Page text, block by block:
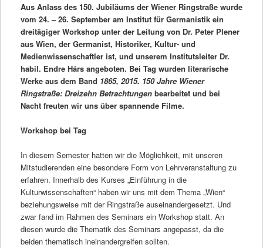
Aus Anlass des 150. Jubiläums der Wiener Ringstraße wurde
vom 24. – 26. September am Institut für Germanistik ein
dreitägiger Workshop unter der Leitung von Dr. Peter Plener
aus Wien, der Germanist, Historiker, Kultur- und
Medienwissenschaftler ist, und unserem Institutsleiter Dr.
habil. Endre Hárs angeboten. Bei Tag wurden literarische
Werke aus dem Band 1865, 2015. 150 Jahre Wiener
Ringstraße: Dreizehn Betrachtungenbearbeitet und bei
Nacht freuten wir uns über spannende Filme.
Workshop bei Tag
In diesem Semester hatten wir die Möglichkeit, mit unseren
Mitstudierenden eine besondere Form von Lehrveranstaltung zu
erfahren. Innerhalb des Kurses „Einführung in die
Kulturwissenschaften“ haben wir uns mit dem Thema „Wien“
beziehungsweise mit der Ringstraße auseinandergesetzt. Und
zwar fand im Rahmen des Seminars ein Workshop statt. An
diesen wurde die Thematik des Seminars angepasst, da die
beiden thematisch ineinandergreifen sollten.